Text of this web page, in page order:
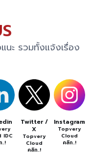
นะ รวมทั้งแจ้งเรื่อง
IDC
..!
Twitter /
X
Topvery
Cloud
คลิก..!
Instagram
Topvery
Cloud
คลิก..!